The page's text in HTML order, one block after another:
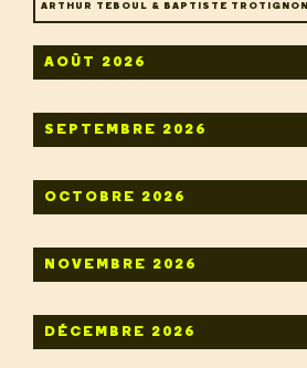
ARTHUR TEBOUL & BAPTISTE TROTIGNON
AOÛT 2026
SEPTEMBRE 2026
OCTOBRE 2026
NOVEMBRE 2026
DÉCEMBRE 2026